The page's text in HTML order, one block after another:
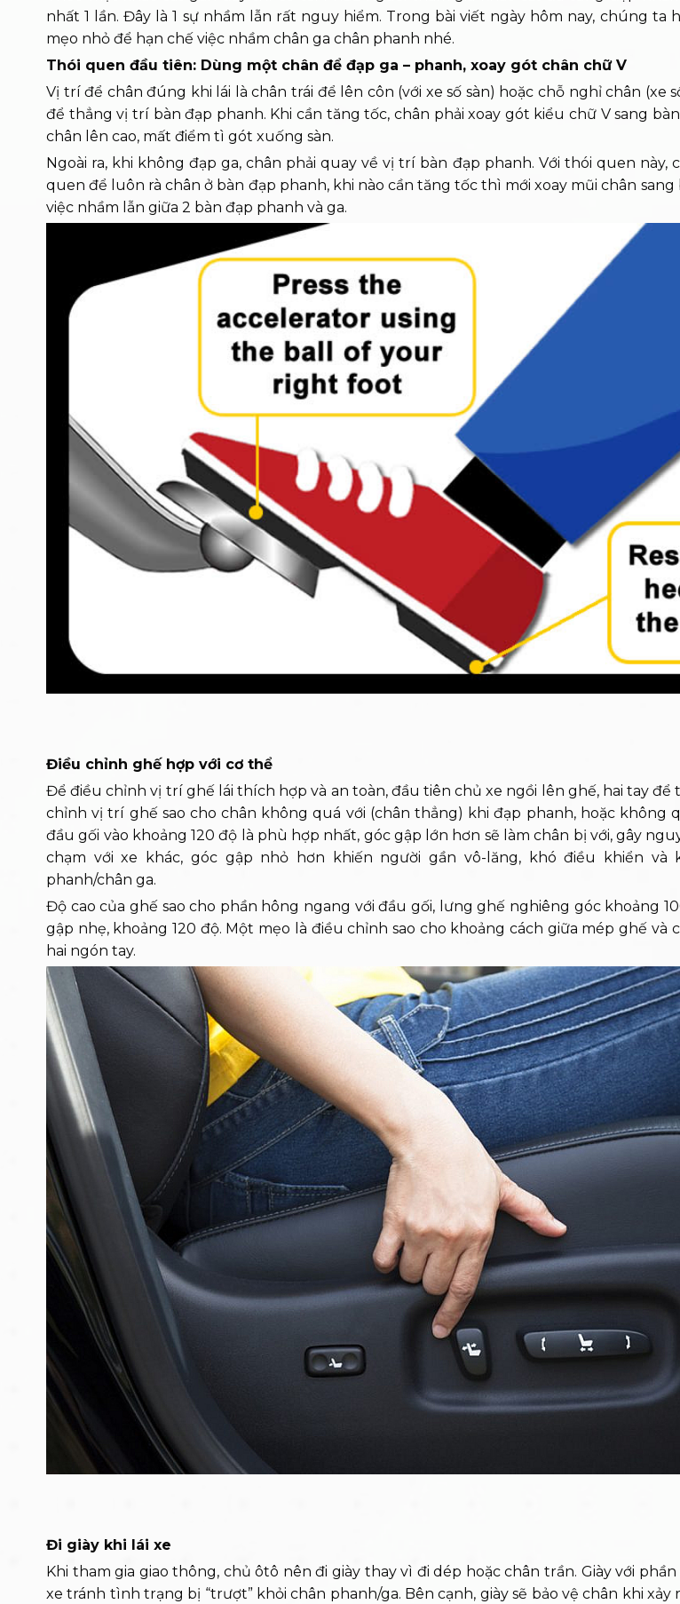
nhất 1 lần. Đây là 1 sự nhầm lẫn rất nguy hiểm. Trong bài viết ngày hôm nay, chúng
mẹo nhỏ để hạn chế việc nhầm chân ga chân phanh nhé.
Thói quen đầu tiên: Dùng một chân để đạp ga – phanh, xoay gót chân chữ V
Vị trí để chân đúng khi lái là chân trái để lên côn (với xe số sàn) hoặc chỗ nghỉ chân (xe
để thẳng vị trí bàn đạp phanh. Khi cần tăng tốc, chân phải xoay gót kiểu chữ V sang
chân lên cao, mất điểm tì gót xuống sàn.
Ngoài ra, khi không đạp ga, chân phải quay về vị trí bàn đạp phanh. Với thói quen này,
quen để luôn rà chân ở bàn đạp phanh, khi nào cần tăng tốc thì mới xoay mũi chân
việc nhầm lẫn giữa 2 bàn đạp phanh và ga.
Điều chỉnh ghế hợp với cơ thể
Để điều chỉnh vị trí ghế lái thích hợp và an toàn, đầu tiên chủ xe ngồi lên ghế, hai tay để
chỉnh vị trí ghế sao cho chân không quá với (chân thẳng) khi đạp phanh, hoặc không
đầu gối vào khoảng 120 độ là phù hợp nhất, góc gập lớn hơn sẽ làm chân bị với, gây
chạm với xe khác, góc gập nhỏ hơn khiến người gần vô-lăng, khó điều khiển
phanh/chân ga.
Độ cao của ghế sao cho phần hông ngang với đầu gối, lưng ghế nghiêng góc khoảng
gập nhẹ, khoảng 120 độ. Một mẹo là điều chỉnh sao cho khoảng cách giữa mép ghế và
hai ngón tay.
Đi giày khi lái xe
Khi tham gia giao thông, chủ ôtô nên đi giày thay vì đi dép hoặc chân trần. Giày với
xe tránh tình trạng bị “trượt” khỏi chân phanh/ga. Bên cạnh, giày sẽ bảo vệ chân khi xảy